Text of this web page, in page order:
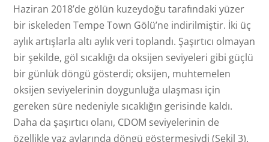
Haziran 2018’de gölün kuzeydoğu tarafındaki yüzer
bir iskeleden Tempe Town Gölü’ne indirilmiştir. İki üç
aylık artışlarla altı aylık veri toplandı. Şaşırtıcı olmayan
bir şekilde, göl sıcaklığı da oksijen seviyeleri gibi güçlü
bir günlük döngü gösterdi; oksijen, muhtemelen
oksijen seviyelerinin doygunluğa ulaşması için
gereken süre nedeniyle sıcaklığın gerisinde kaldı.
Daha da şaşırtıcı olanı, CDOM seviyelerinin de
özellikle yaz aylarında döngü göstermesiydi (Şekil 3).